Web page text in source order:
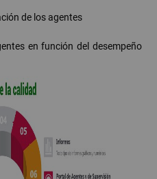
de los agentes
en función del desempeño